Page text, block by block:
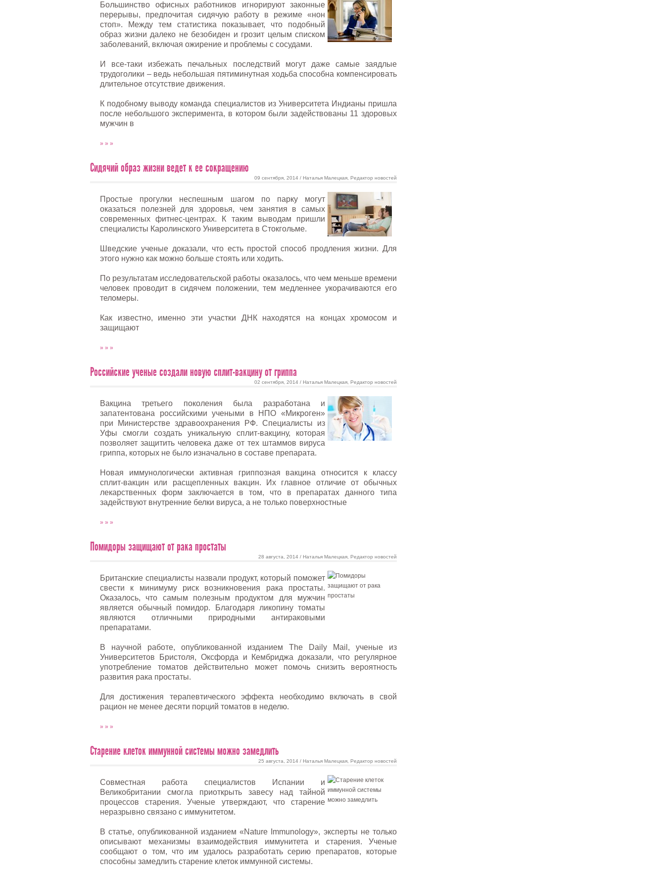
Большинство офисных работников игнорируют законные
перерывы, предпочитая сидячую работу в режиме «нон
стоп». Между тем статистика показывает, что подобный
образ жизни далеко не безобиден и грозит целым списком
заболеваний, включая ожирение и проблемы с сосудами.
И все-таки избежать печальных последствий могут даже самые заядлые
трудоголики – ведь небольшая пятиминутная ходьба способна компенсировать
длительное отсутствие движения.
К подобному выводу команда специалистов из Университета Индианы пришла
после небольшого эксперимента, в котором были задействованы 11 здоровых
мужчин в
» » »
Сидячий образ жизни ведет к ее сокращению
09 сентября, 2014 / Наталья Малецкая, Редактор новостей
Простые прогулки неспешным шагом по парку могут
оказаться полезней для здоровья, чем занятия в самых
современных фитнес-центрах. К таким выводам пришли
специалисты Каролинского Университета в Стокгольме.
Шведские ученые доказали, что есть простой способ продления жизни. Для
этого нужно как можно больше стоять или ходить.
По результатам исследовательской работы оказалось, что чем меньше времени
человек проводит в сидячем положении, тем медленнее укорачиваются его
теломеры.
Как известно, именно эти участки ДНК находятся на концах хромосом и
защищают
» » »
Российские ученые создали новую сплит-вакцину от гриппа
02 сентября, 2014 / Наталья Малецкая, Редактор новостей
Вакцина третьего поколения была разработана и
запатентована российскими учеными в НПО «Микроген»
при Министерстве здравоохранения РФ. Специалисты из
Уфы смогли создать уникальную сплит-вакцину, которая
позволяет защитить человека даже от тех штаммов вируса
гриппа, которых не было изначально в составе препарата.
Новая иммунологически активная гриппозная вакцина относится к классу
сплит-вакцин или расщепленных вакцин. Их главное отличие от обычных
лекарственных форм заключается в том, что в препаратах данного типа
задействуют внутренние белки вируса, а не только поверхностные
» » »
Помидоры защищают от рака простаты
28 августа, 2014 / Наталья Малецкая, Редактор новостей
Британские специалисты назвали продукт, который поможет
свести к минимуму риск возникновения рака простаты.
Оказалось, что самым полезным продуктом для мужчин
является обычный помидор. Благодаря ликопину томаты
являются отличными природными антираковыми
препаратами.
В научной работе, опубликованной изданием The Daily Mail, ученые из
Университетов Бристоля, Оксфорда и Кембриджа доказали, что регулярное
употребление томатов действительно может помочь снизить вероятность
развития рака простаты.
Для достижения терапевтического эффекта необходимо включать в свой
рацион не менее десяти порций томатов в неделю.
» » »
Старение клеток иммунной системы можно замедлить
25 августа, 2014 / Наталья Малецкая, Редактор новостей
Совместная работа специалистов Испании и
Великобритании смогла приоткрыть завесу над тайной
процессов старения. Ученые утверждают, что старение
неразрывно связано с иммунитетом.
В статье, опубликованной изданием «Nature Immunology», эксперты не только
описывают механизмы взаимодействия иммунитета и старения. Ученые
сообщают о том, что им удалось разработать серию препаратов, которые
способны замедлить старение клеток иммунной системы.